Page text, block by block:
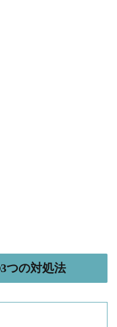
つの対処法